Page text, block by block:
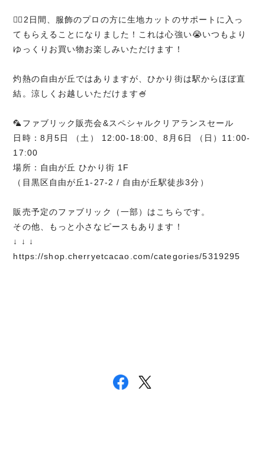
💁‍♀️2日間、服飾のプロの方に生地カットのサポートに入っ
てもらえることになりました！これは心強い😭いつもより
ゆっくりお買い物お楽しみいただけます！
灼熱の自由が丘ではありますが、ひかり街は駅からほぼ直
結。涼しくお越しいただけます🍧
🦜ファブリック販売会&スペシャルクリアランスセール
日時：8月5日 （土） 12:00-18:00、8月6日 （日）11:00-
17:00
場所：自由が丘 ひかり街 1F
（目黒区自由が丘1-27-2 / 自由が丘駅徒歩3分）
販売予定のファブリック（一部）はこちらです。
その他、もっと小さなピースもあります！
↓ ↓ ↓
https://shop.cherryetcacao.com/categories/5319295